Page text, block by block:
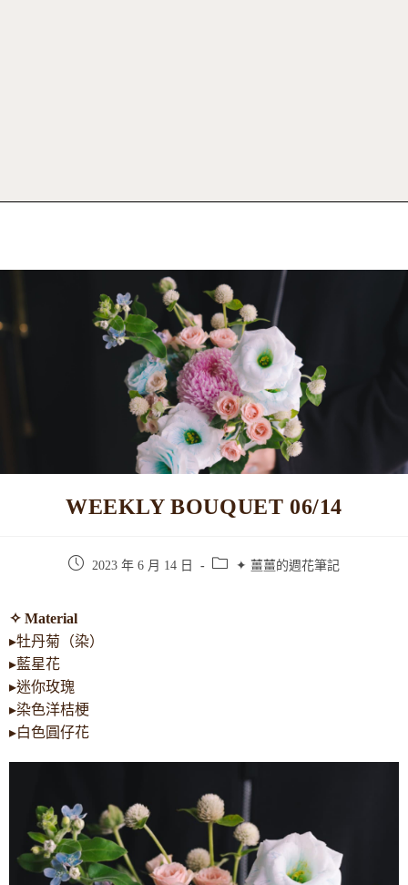
WEEKLY BOUQUET 06/14
2023 年 6 月 14 日 ✦ 薑薑的週花筆記
✧ Material
▸牡丹菊（染）
▸藍星花
▸迷你玫瑰
▸染色洋桔梗
▸白色圓仔花